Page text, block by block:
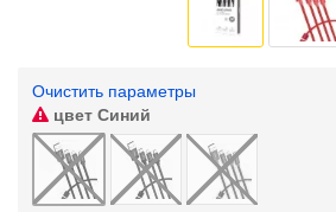
Очистить параметры
цвет Синий